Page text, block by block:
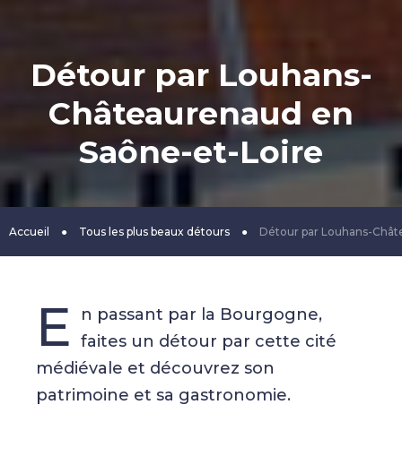
Détour par Louhans-
Châteaurenaud en
Saône-et-Loire
Accueil ● Tous les plus beaux détours ● Détour par Louhans-
E
n passant par la Bourgogne,
faites un détour par cette cité
médiévale et découvrez son
patrimoine et sa gastronomie.